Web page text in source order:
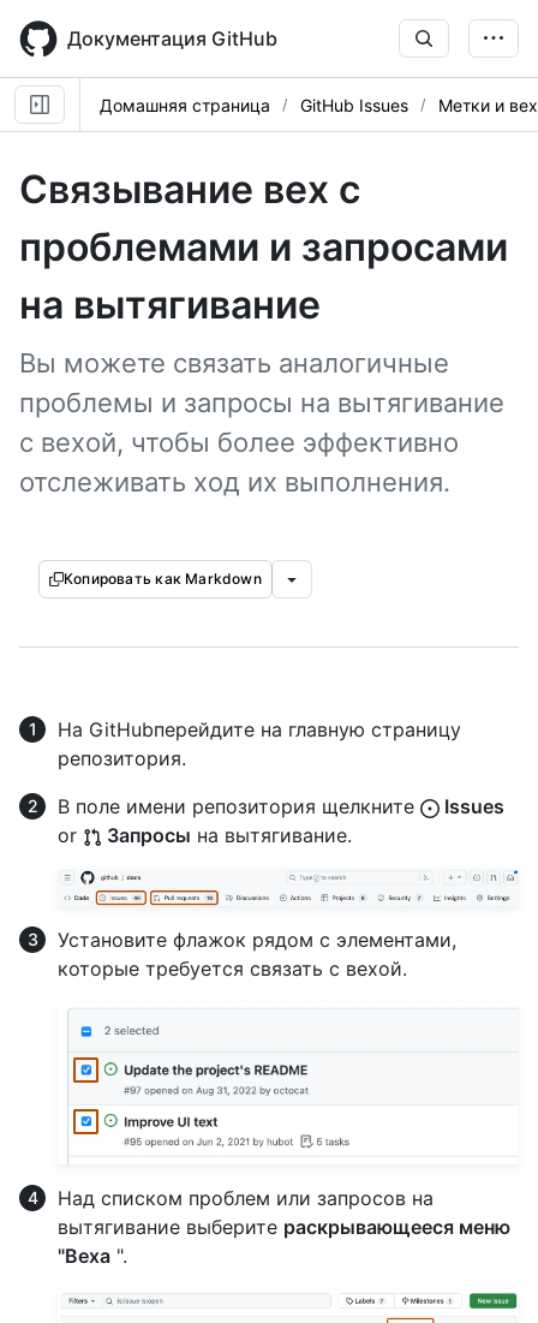
main
content
Документация GitHub
Домашняя страница GitHub Issues Метки и
Связывание вех с
проблемами и запросами
на вытягивание
Вы можете связать аналогичные
проблемы и запросы на вытягивание
с вехой, чтобы более эффективно
отслеживать ход их выполнения.
Копировать как Markdown
На GitHubперейдите на главную страницу
репозитория.
В поле имени репозитория щелкните
Issues
or
Запросы на вытягивание.
Установите флажок рядом с элементами,
которые требуется связать с вехой.
Над списком проблем или запросов на
вытягивание выберите раскрывающееся меню
"Веха ".